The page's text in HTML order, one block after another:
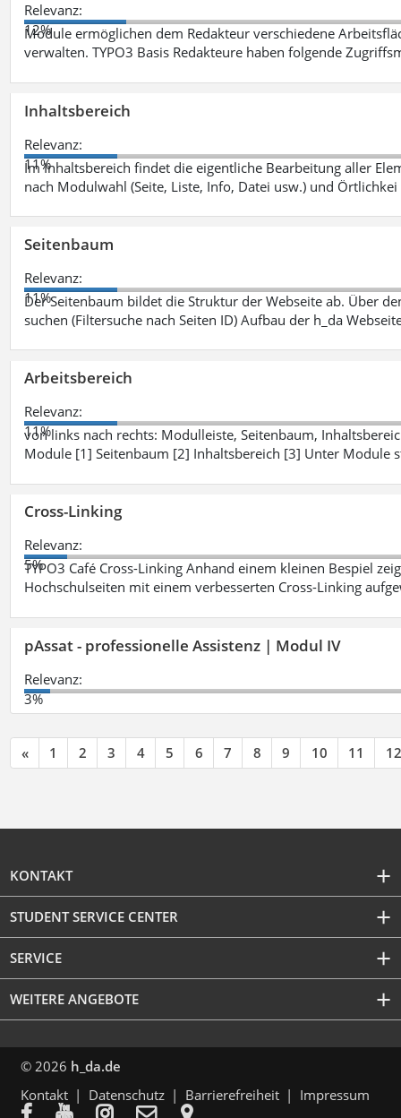
Relevanz:
12%
Module ermöglichen dem Redakteur verschiedene
verwalten. TYPO3 Basis Redakteure haben folgende
Inhaltsbereich
Relevanz:
11%
Im Inhaltsbereich findet die eigentliche Bearbeitung aller
nach Modulwahl (Seite, Liste, Info, Datei usw.) und Örtlichkei
Seitenbaum
Relevanz:
11%
Der Seitenbaum bildet die Struktur der Webseite ab. Über
suchen (Filtersuche nach Seiten ID) Aufbau der h_da
Arbeitsbereich
Relevanz:
11%
von links nach rechts: Modulleiste, Seitenbaum,
Module [1] Seitenbaum [2] Inhaltsbereich [3] Unter Module
Cross-Linking
Relevanz:
5%
TYPO3 Café Cross-Linking Anhand einem kleinen Bespiel
Hochschulseiten mit einem verbesserten Cross-Linking
pAssat - professionelle Assistenz | Modul IV
Relevanz:
3%
« 1 2 3 4 5 6 7 8 9 10 11 12
KONTAKT
STUDENT SERVICE CENTER
SERVICE
WEITERE ANGEBOTE
© 2026 h_da.de
Kontakt
Datenschutz Barrierefreiheit Impressum
    